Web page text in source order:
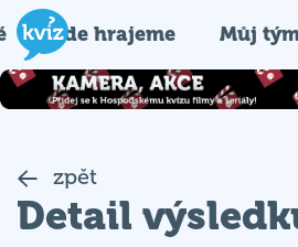
Kde hrajeme Můj
zpět
Detail